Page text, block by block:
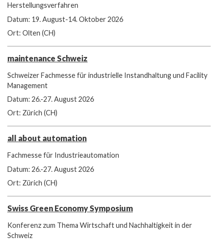
Herstellungsverfahren
Datum: 19. August-14. Oktober 2026
Ort: Olten (CH)
maintenance Schweiz
Schweizer Fachmesse für industrielle Instandhaltung und Facility
Management
Datum: 26.-27. August 2026
Ort: Zürich (CH)
all about automation
Fachmesse für Industrieautomation
Datum: 26.-27. August 2026
Ort: Zürich (CH)
Swiss Green Economy Symposium
Konferenz zum Thema Wirtschaft und Nachhaltigkeit in der
Schweiz